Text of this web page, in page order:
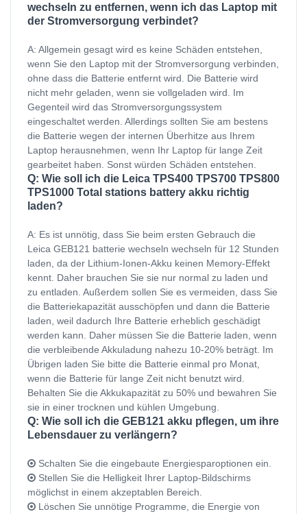
wechseln zu entfernen, wenn ich das Laptop mit
der Stromversorgung verbindet?
A: Allgemein gesagt wird es keine Schäden entstehen,
wenn Sie den Laptop mit der Stromversorgung verbinden,
ohne dass die Batterie entfernt wird. Die Batterie wird
nicht mehr geladen, wenn sie vollgeladen wird. Im
Gegenteil wird das Stromversorgungssystem
eingeschaltet werden. Allerdings sollten Sie am bestens
die Batterie wegen der internen Überhitze aus Ihrem
Laptop herausnehmen, wenn Ihr Laptop für lange Zeit
gearbeitet haben. Sonst würden Schäden entstehen.
Q: Wie soll ich die Leica TPS400 TPS700 TPS800
TPS1000 Total stations battery akku richtig
laden?
A: Es ist unnötig, dass Sie beim ersten Gebrauch die
Leica GEB121 batterie wechseln wechseln für 12 Stunden
laden, da der Lithium-Ionen-Akku keinen Memory-Effekt
kennt. Daher brauchen Sie sie nur normal zu laden und
zu entladen. Außerdem sollen Sie es vermeiden, dass Sie
die Batteriekapazität ausschöpfen und dann die Batterie
laden, weil dadurch Ihre Batterie erheblich geschädigt
werden kann. Daher müssen Sie die Batterie laden, wenn
die verbleibende Akkuladung nahezu 10-20% beträgt. Im
Übrigen laden Sie bitte die Batterie einmal pro Monat,
wenn die Batterie für lange Zeit nicht benutzt wird.
Behalten Sie die Akkukapazität zu 50% und bewahren Sie
sie in einer trocknen und kühlen Umgebung.
Q: Wie soll ich die GEB121 akku pflegen, um ihre
Lebensdauer zu verlängern?
Schalten Sie die eingebaute Energiesparoptionen ein.
Stellen Sie die Helligkeit Ihrer Laptop-Bildschirms
möglichst in einem akzeptablen Bereich.
Löschen Sie unnötige Programme, die Energie von